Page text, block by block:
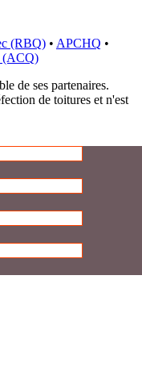
(RBQ) • APCHQ •
(ACQ)
de ses partenaires.
de toitures et n'est